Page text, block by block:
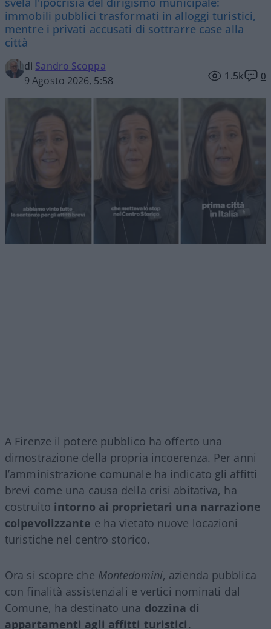
immobili pubblici trasformati in alloggi turistici,
mentre i privati accusati di sottrarre case alla
città
di Sandro Scoppa
9 Agosto 2026, 5:58
1.5k 0
A Firenze il potere pubblico ha offerto una
dimostrazione della propria incoerenza. Per anni
l’amministrazione comunale ha indicato gli affitti
brevi come una causa della crisi abitativa, ha
costruito intorno ai proprietari una narrazione
colpevolizzante e ha vietato nuove locazioni
turistiche nel centro storico.
Ora si scopre che Montedomini, azienda pubblica
con finalità assistenziali e vertici nominati dal
Comune, ha destinato una dozzina di
appartamenti agli affitti turistici.